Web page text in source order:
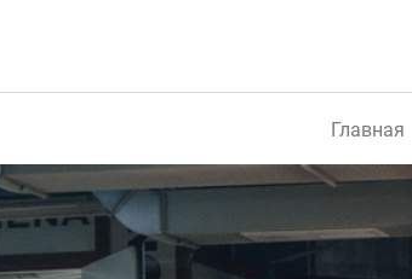
Главная